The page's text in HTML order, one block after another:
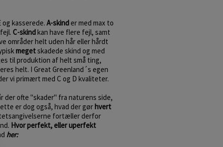
kasserede. A-skinder med max to
C-skindkan have flere fejl, samt
områder helt uden hår eller hårdt
megetskadede skind og med
til produktion af helt små ting,
helt. I Great Greenland´s egen
vi primært med C og D kvaliteter.
ofte "skader" fra naturens side,
er dog også, hvad der gørhvert
fortæller derfor
Hvor perfekt, eller uperfekt
her: